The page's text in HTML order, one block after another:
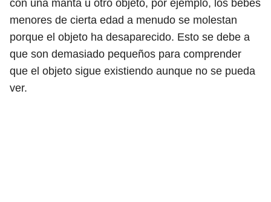
con una manta u otro objeto, por ejemplo, los bebés
menores de cierta edad a menudo se molestan
porque el objeto ha desaparecido. Esto se debe a
que son demasiado pequeños para comprender
que el objeto sigue existiendo aunque no se pueda
ver.